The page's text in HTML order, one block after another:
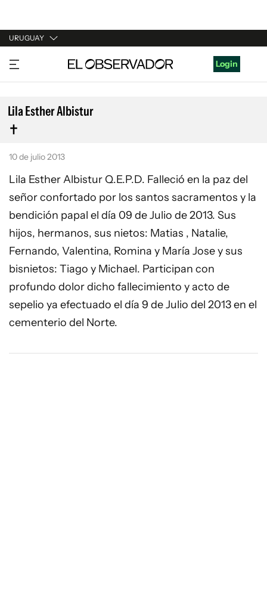
URUGUAY
URUGUAY
ARGENTINA
ESPAÑA
ESTADOS UNIDOS
Login
Lila Esther Albistur
10 de julio 2013
Lila Esther Albistur Q.E.P.D. Falleció en la paz del
señor confortado por los santos sacramentos y la
bendición papal el día 09 de Julio de 2013. Sus
hijos, hermanos, sus nietos: Matias , Natalie,
Fernando, Valentina, Romina y María Jose y sus
bisnietos: Tiago y Michael. Participan con
profundo dolor dicho fallecimiento y acto de
sepelio ya efectuado el día 9 de Julio del 2013 en el
cementerio del Norte.